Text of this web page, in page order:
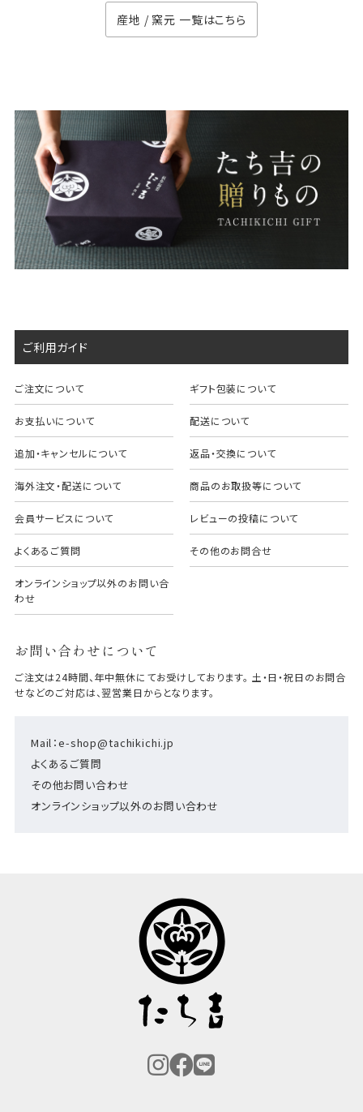
産地 / 窯元 一覧はこちら
ご利用ガイド
ご注文について ギフト包装について
お支払いについて 配送について
追加・キャンセルについて 返品・交換について
海外注文・配送について 商品のお取扱等について
会員サービスについて レビューの投稿について
よくあるご質問 その他のお問合せ
オンラインショップ以外のお問い合
わせ
お問い合わせについて
Mail：e-shop@tachikichi.jp
よくあるご質問
その他お問い合わせ
オンラインショップ以外のお問い合わせ
ご注文は24時間、年中無休にてお受けしております。 土・日・祝日のお問合
せなどのご対応は、翌営業日からとなります。